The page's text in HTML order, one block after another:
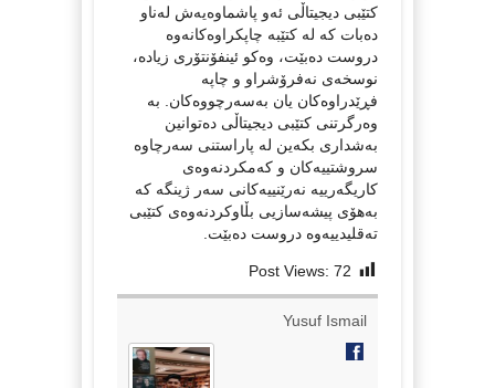
کتێبی دیجیتاڵی ئەو پاشماوەیەش لەناو
دەبات کە لە کتێبە چاپکراوەکانەوە
دروست دەبێت، وەکو ئینفۆنتۆری زیادە،
نوسخەی نەفرۆشراو و چاپە
فڕێدراوەکان یان بەسەرچووەکان. بە
وەرگرتنی کتێبی دیجیتاڵی دەتوانین
بەشداری بکەین لە پاراستنی سەرچاوە
سروشتییەکان و کەمکردنەوەی
کاریگەرییە نەرێنییەکانی سەر ژینگە کە
بەهۆی پیشەسازیی بڵاوکردنەوەی کتێبی
تەقلیدییەوە دروست دەبێت.
Post Views: 72
Yusuf Ismail